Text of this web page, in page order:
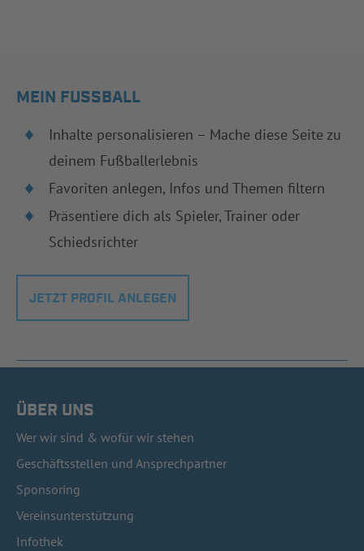
MEIN FUSSBALL
Inhalte personalisieren – Mache diese Seite zu
deinem Fußballerlebnis
Favoriten anlegen, Infos und Themen filtern
Präsentiere dich als Spieler, Trainer oder
Schiedsrichter
JETZT PROFIL ANLEGEN
ÜBER UNS
Wer wir sind & wofür wir stehen
Geschäftsstellen und Ansprechpartner
Sponsoring
Vereinsunterstützung
Infothek